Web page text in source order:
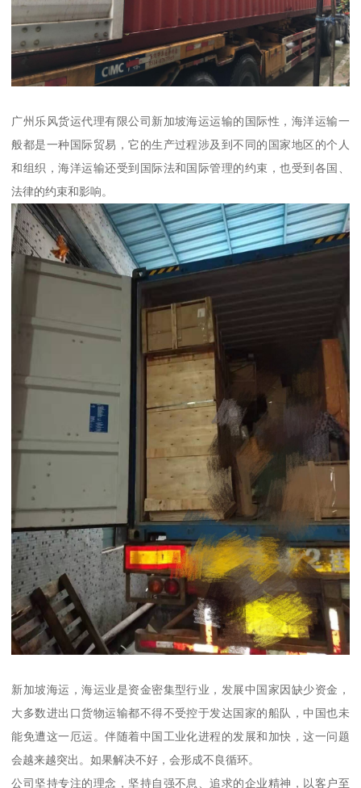
广州乐风货运代理有限公司新加坡海运运输的国际性，海洋运输一
般都是一种国际贸易，它的生产过程涉及到不同的国家地区的个人
和组织，海洋运输还受到国际法和国际管理的约束，也受到各国、
法律的约束和影响。
新加坡海运，海运业是资金密集型行业，发展中国家因缺少资金，
大多数进出口货物运输都不得不受控于发达国家的船队，中国也未
能免遭这一厄运。伴随着中国工业化进程的发展和加快，这一问题
会越来越突出。如果解决不好，会形成不良循环。
公司坚持专注的理念，坚持自强不息、追求的企业精神，以客户至